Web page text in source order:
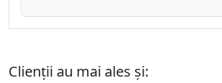
Clienții au mai ales și: